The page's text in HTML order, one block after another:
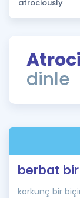
Puan
ÖSYM
İngilizce
dinle
berbat
korkunç bir